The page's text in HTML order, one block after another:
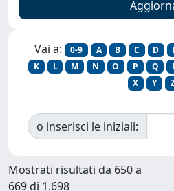
Vai a: 0-9 A B C D
K
L M N O P Q
X
Y
o inserisci le iniziali:
Mostrati risultati da 650 a
669 di 1.698